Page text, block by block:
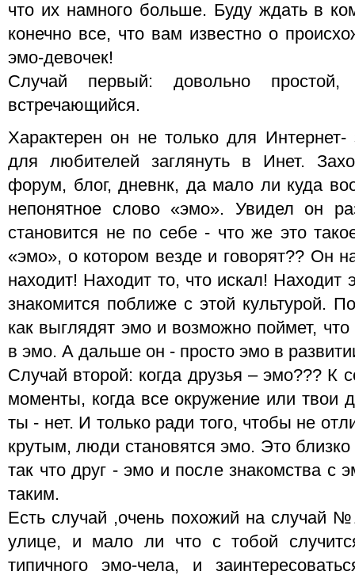
что их намного больше. Буду ждать в
конечно все, что вам известно о
эмо-девочек!
Случай первый: довольно
встречающийся.
Характерен он не только для
для любителей заглянуть в Инет.
форум, блог, дневнк, да мало ли куда
непонятное слово «эмо». Увидел он
становится не по себе - что же это
«эмо», о котором везде и говорят?? Он
находит! Находит то, что искал!
знакомится поближе с этой культурой.
как выглядят эмо и возможно поймет,
в эмо. А дальше он - просто эмо в
Случай второй: когда друзья – эмо??? К
моменты, когда все окружение или твои
ты - нет. И только ради того, чтобы не
крутым, люди становятся эмо. Это близко
так что друг - эмо и после знакомства с
таким.
Есть случай ,очень похожий на случай
улице, и мало ли что с тобой
типичного эмо-чела, и